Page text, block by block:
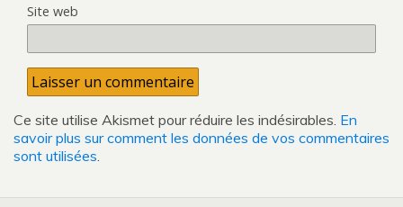
Site web
Ce site utilise Akismet pour réduire les indésirables. En
savoir plus sur comment les données de vos commentaires
sont utilisées.